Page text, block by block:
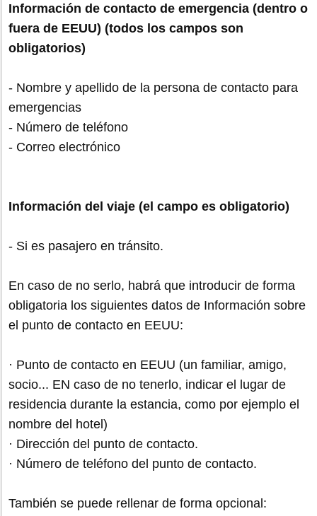
Información de contacto de emergencia (dentro o
fuera de EEUU) (todos los campos son
obligatorios)
- Nombre y apellido de la persona de contacto para
emergencias
- Número de teléfono
- Correo electrónico
Información del viaje (el campo es obligatorio)
- Si es pasajero en tránsito.
En caso de no serlo, habrá que introducir de forma
obligatoria los siguientes datos de Información sobre
el punto de contacto en EEUU:
· Punto de contacto en EEUU (un familiar, amigo,
socio... EN caso de no tenerlo, indicar el lugar de
residencia durante la estancia, como por ejemplo el
nombre del hotel)
· Dirección del punto de contacto.
· Número de teléfono del punto de contacto.
También se puede rellenar de forma opcional: